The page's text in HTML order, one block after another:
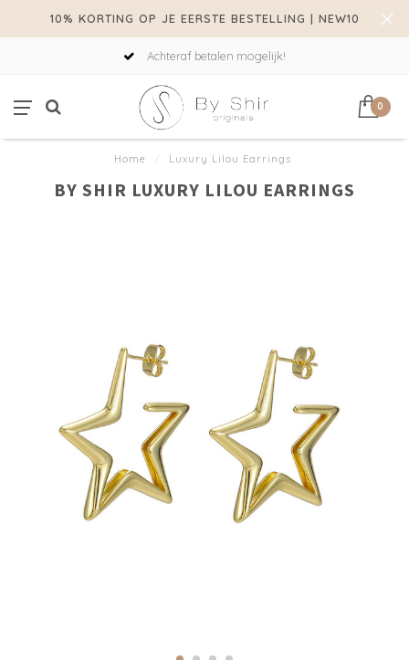
10% KORTING OP JE EERSTE BESTELLING | NEW10
Achteraf betalen mogelijk!
0
Home / Luxury Lilou Earrings
BY SHIR LUXURY LILOU EARRINGS